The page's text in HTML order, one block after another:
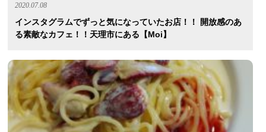
2020.07.08
インスタグラムでずっと気になっていたお店！！ 開放感のあ
る素敵なカフェ！！天理市にある【moi】